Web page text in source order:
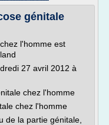
génitale
l'homme est
27 avril 2012 à
chez l'homme
chez l'homme
de la partie génitale,